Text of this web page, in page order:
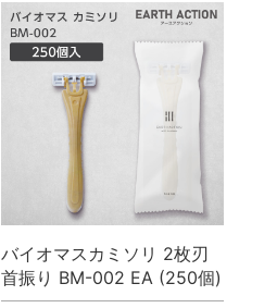
バイオマスカミソリ 2枚刃
首振り BM-002 EA (250個)